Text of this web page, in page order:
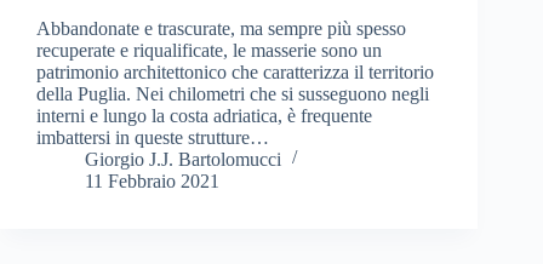
Abbandonate e trascurate, ma sempre più spesso
recuperate e riqualificate, le masserie sono un
patrimonio architettonico che caratterizza il territorio
della Puglia. Nei chilometri che si susseguono negli
interni e lungo la costa adriatica, è frequente
imbattersi in queste strutture…
Giorgio J.J. Bartolomucci
11 Febbraio 2021